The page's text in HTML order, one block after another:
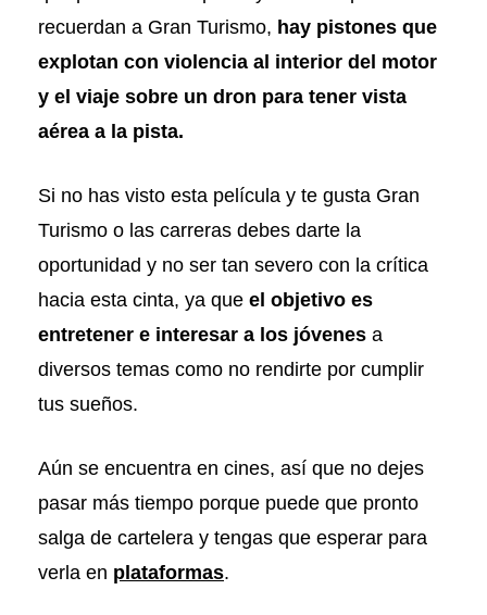
recuerdan a Gran Turismo, hay pistones que
explotan con violencia al interior del motor
y el viaje sobre un dron para tener vista
aérea a la pista.
Si no has visto esta película y te gusta Gran
Turismo o las carreras debes darte la
oportunidad y no ser tan severo con la crítica
hacia esta cinta, ya que el objetivo es
entretener e interesar a los jóvenes a
diversos temas como no rendirte por cumplir
tus sueños.
Aún se encuentra en cines, así que no dejes
pasar más tiempo porque puede que pronto
salga de cartelera y tengas que esperar para
verla en plataformas.